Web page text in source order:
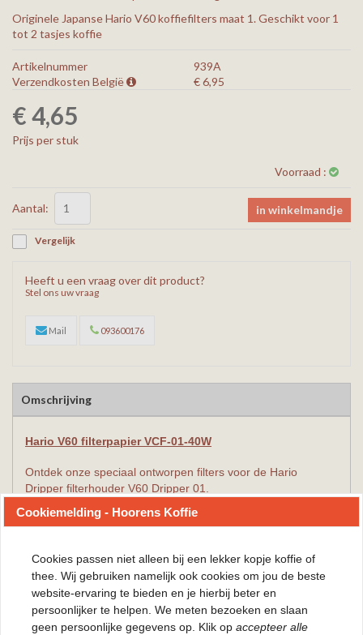
Originele Japanse Hario V60 koffiefilters maat 1. Geschikt voor 1
tot 2 tasjes koffie
Artikelnummer
939A
Verzendkosten België
€6,95
€ 4,65
Prijs per stuk
Voorraad :
Aantal: in winkelmandje
Vergelijk
Heeft u een vraag over dit product?
Stel ons uw vraag
Mail 093600176
Omschrijving
Hario V60 filterpapier VCF-01-40W
Ontdek onze speciaal ontworpen filters voor de Hario
Dripper filterhouder V60 Dripper 01.
van filterkoffie. Met een unieke spiraalvorm aan de
Hario filter een prachtige en volle extractie van je koffie.
Deze Hario filters hebben een andere dichtheid dan de
Europese filters, waardoor ze een consistentere doorlooptijd
hebben met minder verstoppingen.
Perfect voor liefhebbers van ambachtelijke koffie.
Cookiemelding - Hoorens Koffie
Cookies passen niet alleen bij een lekker kopje koffie of
thee. Wij gebruiken namelijk ook cookies om jou de beste
website-ervaring te bieden en je hierbij beter en
persoonlijker te helpen. We meten bezoeken en slaan
geen persoonlijke gegevens op. Klik opaccepteer alle